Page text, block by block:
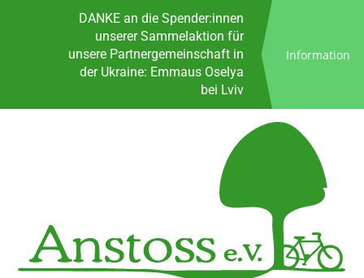
Information
DANKE an die Spender:innen
unserer Sammelaktion für
unsere Partnergemeinschaft in
der Ukraine: Emmaus Oselya
bei Lviv
Sprungbrett für Neustart ins
KoALa - Das kostenlose
Anstoss Lastenrad
Bürozeiten
Kontakt
DANKE an die Spender:innen
unserer Sammelaktion für
unsere Partnergemeinschaft in